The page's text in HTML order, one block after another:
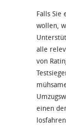
Falls Sie
wollen,
alle
von
einen